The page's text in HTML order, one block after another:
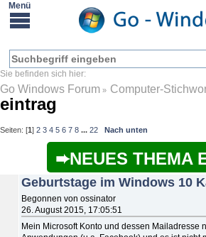
Go Windows Forum » Computer-
eintrag
Seiten: [1] 2 3 4 5 6 7 8 ... 22 Nach unten
NEUES THEMA
Geburtstage im Windows 10
Begonnen von ossinator
26. August 2015, 17:05:51
Mein Microsoft Konto und dessen Mailadresse